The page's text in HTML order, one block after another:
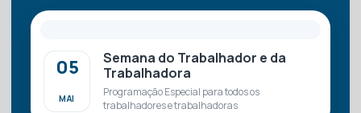
05
MAI
Semana do Trabalhador e da
Trabalhadora
Programação Especial para todos os
trabalhadores e trabalhadoras